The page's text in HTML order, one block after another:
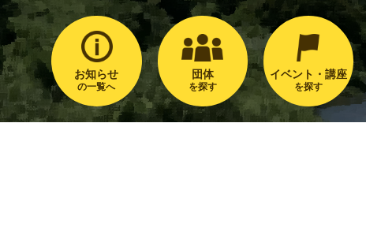
お知らせ
の一覧へ
団体
を探す
イベント・講座
を探す